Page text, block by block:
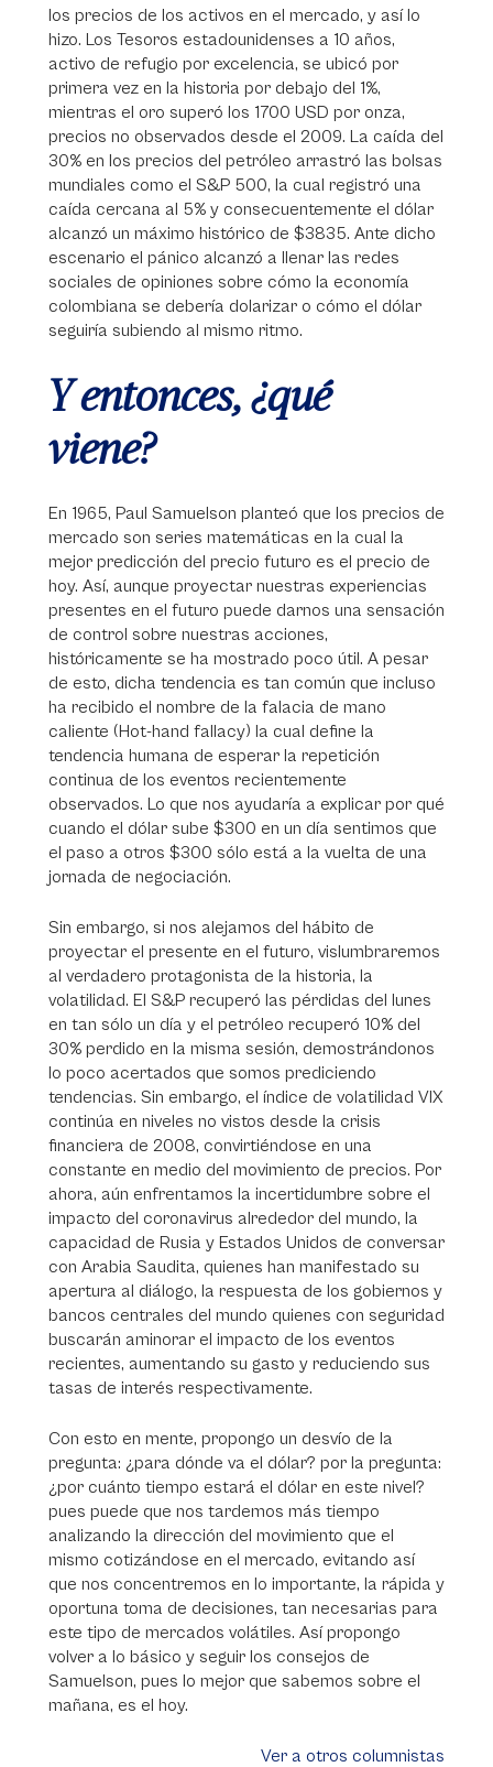
los precios de los activos en el mercado, y así lo
hizo. Los Tesoros estadounidenses a 10 años,
activo de refugio por excelencia, se ubicó por
primera vez en la historia por debajo del 1%,
mientras el oro superó los 1700 USD por onza,
precios no observados desde el 2009. La caída del
30% en los precios del petróleo arrastró las bolsas
mundiales como el S&P 500, la cual registró una
caída cercana al 5% y consecuentemente el dólar
alcanzó un máximo histórico de $3835. Ante dicho
escenario el pánico alcanzó a llenar las redes
sociales de opiniones sobre cómo la economía
colombiana se debería dolarizar o cómo el dólar
seguiría subiendo al mismo ritmo.
Y entonces, ¿qué
viene?
En 1965, Paul Samuelson planteó que los precios de
mercado son series matemáticas en la cual la
mejor predicción del precio futuro es el precio de
hoy. Así, aunque proyectar nuestras experiencias
presentes en el futuro puede darnos una sensación
de control sobre nuestras acciones,
históricamente se ha mostrado poco útil. A pesar
de esto, dicha tendencia es tan común que incluso
ha recibido el nombre de la falacia de mano
caliente (Hot-hand fallacy) la cual define la
tendencia humana de esperar la repetición
continua de los eventos recientemente
observados. Lo que nos ayudaría a explicar por qué
cuando el dólar sube $300 en un día sentimos que
el paso a otros $300 sólo está a la vuelta de una
jornada de negociación.
Sin embargo, si nos alejamos del hábito de
proyectar el presente en el futuro, vislumbraremos
al verdadero protagonista de la historia, la
volatilidad. El S&P recuperó las pérdidas del lunes
en tan sólo un día y el petróleo recuperó 10% del
30% perdido en la misma sesión, demostrándonos
lo poco acertados que somos prediciendo
tendencias. Sin embargo, el índice de volatilidad VIX
continúa en niveles no vistos desde la crisis
financiera de 2008, convirtiéndose en una
constante en medio del movimiento de precios. Por
ahora, aún enfrentamos la incertidumbre sobre el
impacto del coronavirus alrededor del mundo, la
capacidad de Rusia y Estados Unidos de conversar
con Arabia Saudita, quienes han manifestado su
apertura al diálogo, la respuesta de los gobiernos y
bancos centrales del mundo quienes con seguridad
buscarán aminorar el impacto de los eventos
recientes, aumentando su gasto y reduciendo sus
tasas de interés respectivamente.
Con esto en mente, propongo un desvío de la
pregunta: ¿para dónde va el dólar? por la pregunta:
¿por cuánto tiempo estará el dólar en este nivel?
pues puede que nos tardemos más tiempo
analizando la dirección del movimiento que el
mismo cotizándose en el mercado, evitando así
que nos concentremos en lo importante, la rápida y
oportuna toma de decisiones, tan necesarias para
este tipo de mercados volátiles. Así propongo
volver a lo básico y seguir los consejos de
Samuelson, pues lo mejor que sabemos sobre el
mañana, es el hoy.
Ver a otros columnistas